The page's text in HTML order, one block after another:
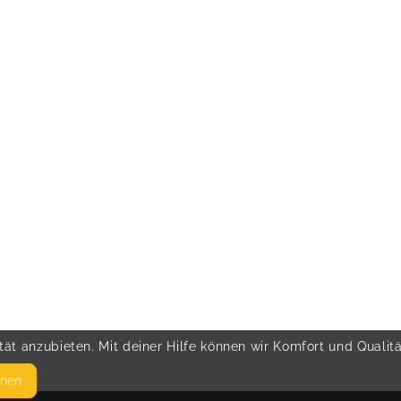
anzubieten. Mit deiner Hilfe können wir Komfort und